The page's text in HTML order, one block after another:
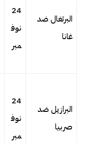
البرتغال ضد
غانا
24
نوف
مبر
البرازيل ضد
صربيا
24
نوف
مبر